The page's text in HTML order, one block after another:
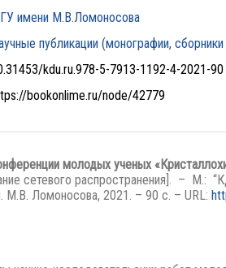
имени М.В.Ломоносова
публикации (монографии, сборники
kdu.ru.978-5-7913-1192-4-2021-90
bookonlime.ru/node/42779
молодых ученых
сетевого распространения]. – М.:
М.В. Ломоносова, 2021. – 90 с. – URL: